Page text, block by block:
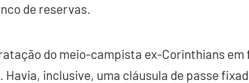
de reservas.
do meio-campista ex-Corinthians em
inclusive, uma cláusula de passe